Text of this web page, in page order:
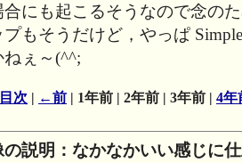
合にも起こるそうなので念の
プもそうだけど，やっぱ
ねぇ～(^^;
次 | ←前 | 1年前 | 2年前 | 3年前 | 4年
の説明：なかなかいい感じに